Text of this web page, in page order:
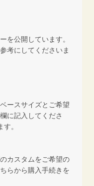
を公開しています。
考にしてくださいま
ースサイズとご希望
に記入してくださ
。
カスタムをご希望の
らから購入手続きを